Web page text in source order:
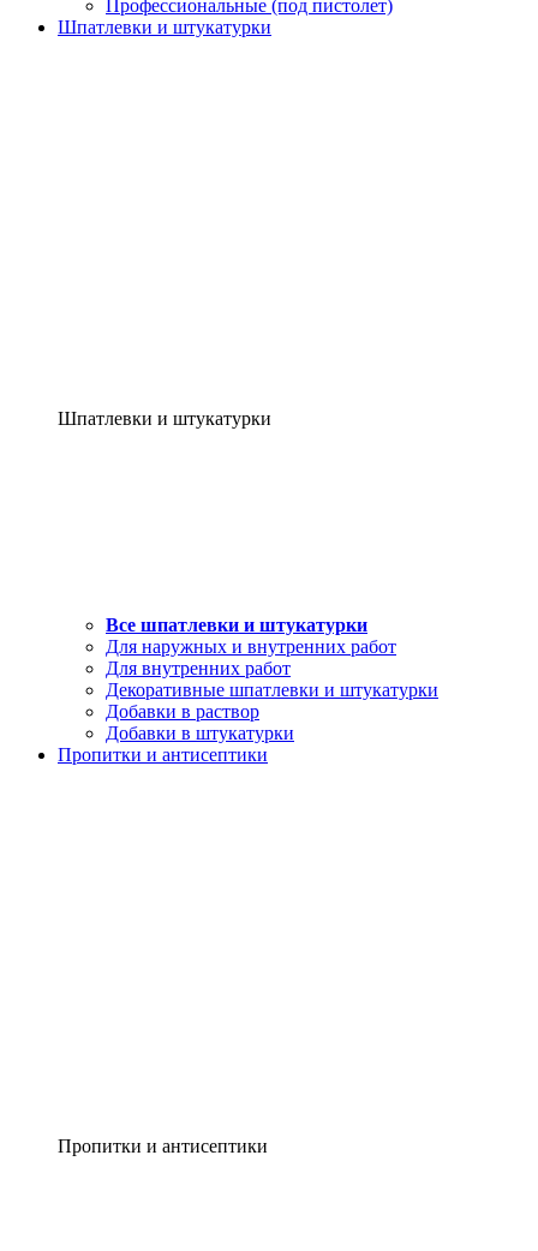
Профессиональные (под пистолет)
Шпатлевки и штукатурки
Шпатлевки и штукатурки
Все шпатлевки и штукатурки
Для наружных и внутренних работ
Для внутренних работ
Декоративные шпатлевки и штукатурки
Добавки в раствор
Добавки в штукатурки
Пропитки и антисептики
Пропитки и антисептики